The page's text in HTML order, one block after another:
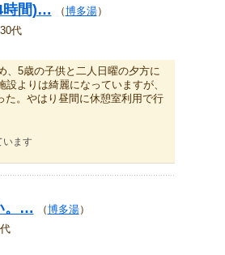
時間)… （博多湯）
代
、5歳の子供と二人日曜の夕方に
よりは綺麗になっていますが、
。やはり昼間に休憩室利用で行
います
。… （博多湯）